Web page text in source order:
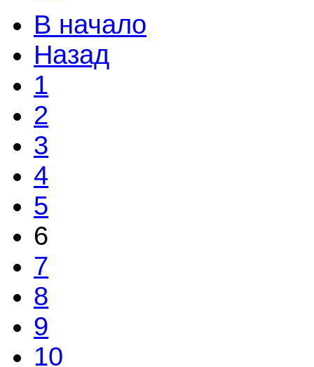
В начало
Назад
1
2
3
4
5
6
7
8
9
10